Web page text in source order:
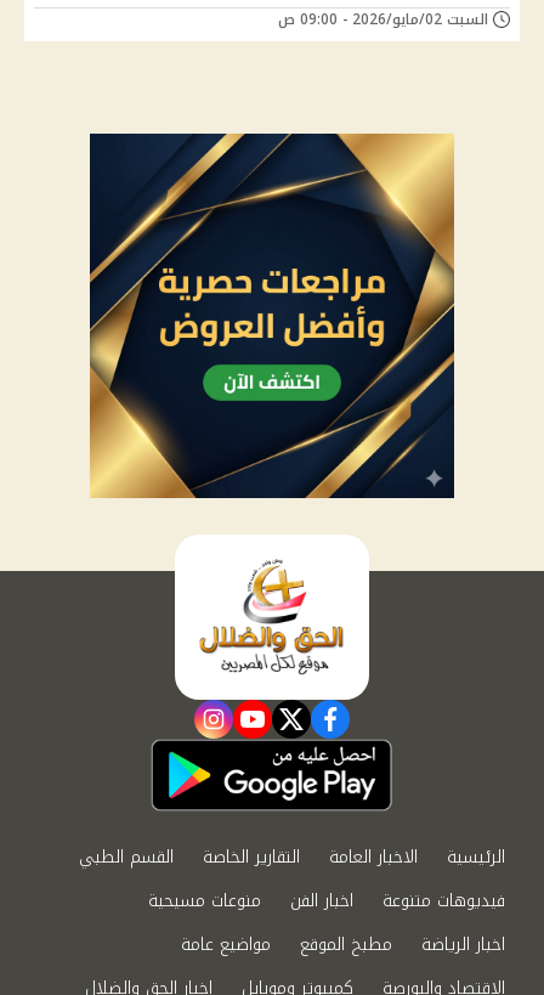
السبت 02/مايو/2026 - 09:00 ص
facebook
twitter
youtube
instagram
الرئيسية الاخبار العامة التقارير الخاصة
القسم الطبي
فيديوهات متنوعة
اخبار الفن
منوعات مسيحية
اخبار الرياضة
مطبخ الموقع
مواضيع عامة
الاقتصاد والبورصة
كمبيوتر وموبايل اخبار الحق والضلال